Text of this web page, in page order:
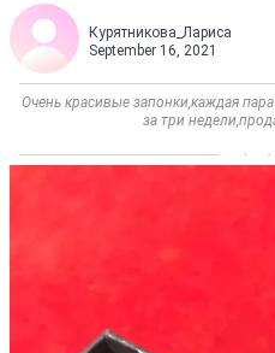
Курятникова_Лариса
September 16, 2021
Очень красивые запонки,каждая
за три